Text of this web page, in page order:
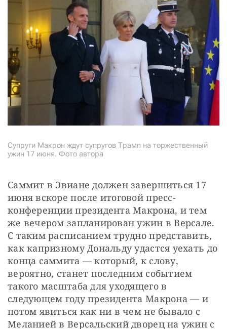
Супруги Макрон ждут супругов Трамп на торжественный
ужин 17 июня. Фото автора
Саммит в Эвиане должен завершиться 17
июня вскоре после итоговой пресс-
конференции президента Макрона, и тем
же вечером запланирован ужин в Версале.
С таким расписанием трудно представить,
как капризному Дональду удастся уехать до
конца саммита — который, к слову,
вероятно, станет последним событием
такого масштаба для уходящего в
следующем году президента Макрона — и
потом явиться как ни в чем не бывало с
Меланией в Версальский дворец на ужин с